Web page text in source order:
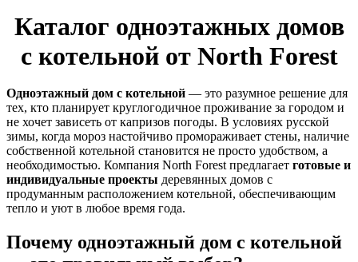
Каталог одноэтажных домов
с котельной от North Forest
Одноэтажный дом с котельной — это разумное решение для
тех, кто планирует круглогодичное проживание за городом и
не хочет зависеть от капризов погоды. В условиях русской
зимы, когда мороз настойчиво промораживает стены, наличие
собственной котельной становится не просто удобством, а
необходимостью. Компания North Forest предлагает готовые и
индивидуальные проекты деревянных домов с
продуманным расположением котельной, обеспечивающим
тепло и уют в любое время года.
Почему одноэтажный дом с котельной